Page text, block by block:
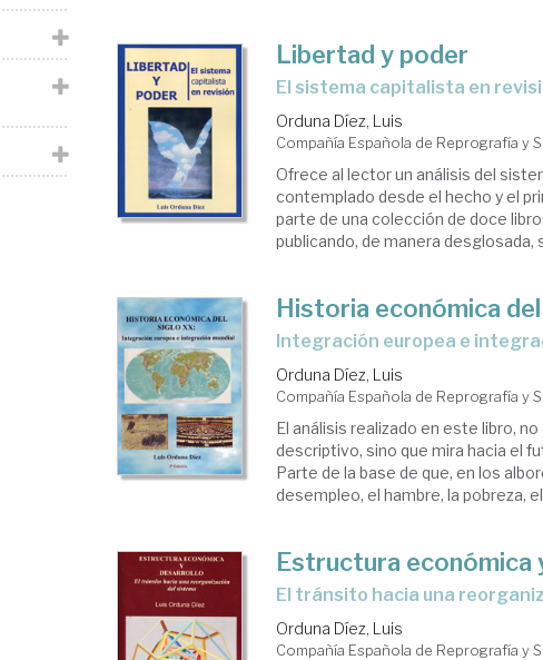
Libertad y poder
el sistema capitalista en
Orduna Díez, Luis
Compañía Española de Reprografía y
Ofrece al lector un análisis del
contemplado desde el hecho y el
parte de una colección de doce
publicando, de manera desglosada,
Historia económica
integración europea e
Orduna Díez, Luis
Compañía Española de Reprografía y
El análisis realizado en este libro,
descriptivo, sino que mira hacia el
Parte de la base de que, en los
desempleo, el hambre, la pobreza,
Estructura económica
el tránsito hacia una
Orduna Díez, Luis
Compañía Española de Reprografía y